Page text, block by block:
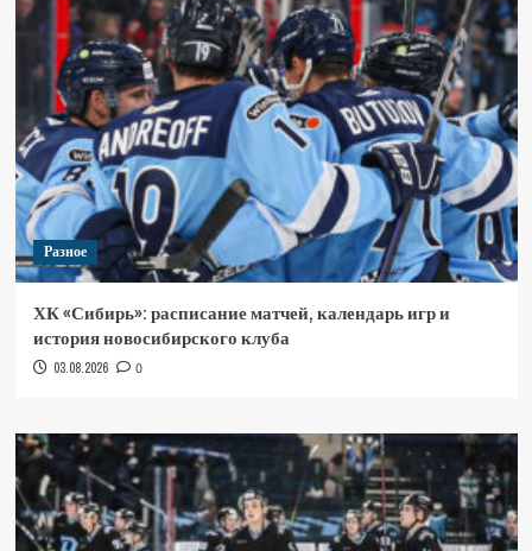
Разное
ХК «Сибирь»: расписание матчей, календарь игр и
история новосибирского клуба
03.08.2026 0